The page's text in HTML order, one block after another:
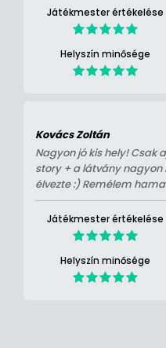
Játékmester értékelése
Helyszín minősége
Kovács Zoltán
Nagyon jó kis hely! Csak
story + a látvány nagyon
élvezte :) Remélem
Játékmester értékelése
Helyszín minősége